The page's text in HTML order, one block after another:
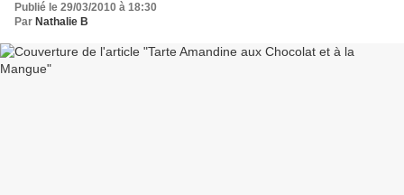
Publié le 29/03/2010 à 18:30
Par Nathalie B